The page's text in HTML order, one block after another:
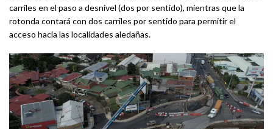
carriles en el paso a desnivel (dos por sentido), mientras que la
rotonda contará con dos carriles por sentido para permitir el
acceso hacia las localidades aledañas.